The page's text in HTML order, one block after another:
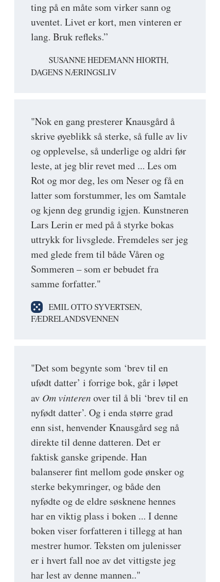
ting på en måte som virker sann og
uventet. Livet er kort, men vinteren er
lang. Bruk refleks.”
SUSANNE HEDEMANN HIORTH,
DAGENS NÆRINGSLIV
"Nok en gang presterer Knausgård å
skrive øyeblikk så sterke, så fulle av liv
og opplevelse, så underlige og aldri før
leste, at jeg blir revet med ... Les om
Rot og mor deg, les om Neser og få en
latter som forstummer, les om Samtale
og kjenn deg grundig igjen. Kunstneren
Lars Lerin er med på å styrke bokas
uttrykk for livsglede. Fremdeles ser jeg
med glede frem til både Våren og
Sommeren – som er bebudet fra
samme forfatter."
EMIL OTTO SYVERTSEN,
FÆDRELANDSVENNEN
"Det som begynte som ‘brev til en
ufødt datter’ i forrige bok, går i løpet
av Om vinterenover til å bli ‘brev til en
nyfødt datter’. Og i enda større grad
enn sist, henvender Knausgård seg nå
direkte til denne datteren. Det er
faktisk ganske gripende. Han
balanserer fint mellom gode ønsker og
sterke bekymringer, og både den
nyfødte og de eldre søsknene hennes
har en viktig plass i boken ... I denne
boken viser forfatteren i tillegg at han
mestrer humor. Teksten om julenisser
er i hvert fall noe av det vittigste jeg
har lest av denne mannen.."